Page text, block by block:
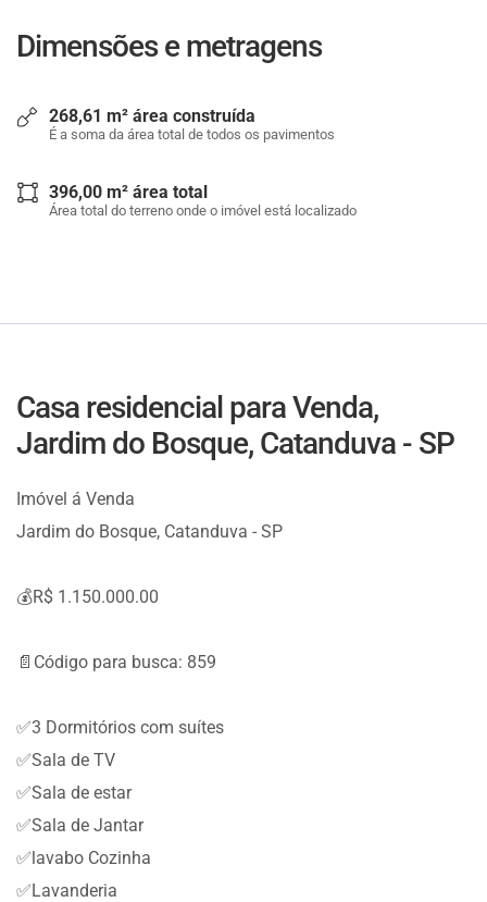
Dimensões e metragens
268,61 m² área construída
É a soma da área total de todos os pavimentos
396,00 m² área total
Área total do terreno onde o imóvel está localizado
Casa residencial para Venda,
Jardim do Bosque, Catanduva - SP
Imóvel á Venda
Jardim do Bosque, Catanduva - SP
💰R$ 1.150.000.00
📄Código para busca: 859
✅3 Dormitórios com suítes
✅Sala de TV
✅Sala de estar
✅Sala de Jantar
✅lavabo Cozinha
✅Lavanderia